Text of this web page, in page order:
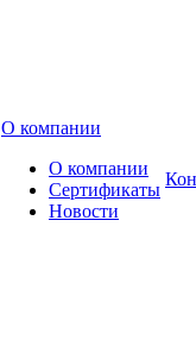
О компании
О компании
Сертификаты
Новости